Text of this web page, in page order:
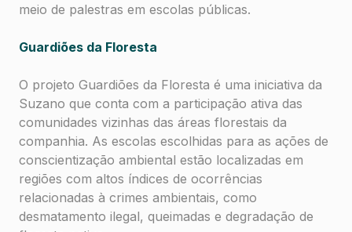
meio de palestras em escolas públicas.
Guardiões da Floresta
O projeto Guardiões da Floresta é uma iniciativa da
Suzano que conta com a participação ativa das
comunidades vizinhas das áreas florestais da
companhia. As escolas escolhidas para as ações de
conscientização ambiental estão localizadas em
regiões com altos índices de ocorrências
relacionadas à crimes ambientais, como
desmatamento ilegal, queimadas e degradação de